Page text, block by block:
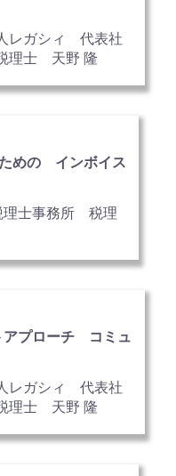
レガシィ 代表社
理士 天野 隆
めの インボイス
理士事務所 税理
アプローチ コミュ
レガシィ 代表社
理士 天野 隆